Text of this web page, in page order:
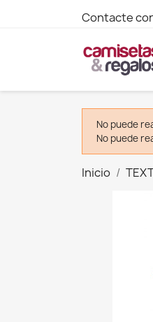
Contacte
No puede
No puede
Inicio